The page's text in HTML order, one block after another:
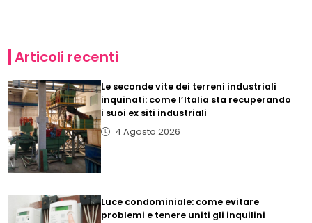
Articoli recenti
Le seconde vite dei terreni industriali
inquinati: come l’Italia sta recuperando
i suoi ex siti industriali
4 Agosto 2026
Luce condominiale: come evitare
problemi e tenere uniti gli inquilini